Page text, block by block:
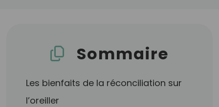
Sommaire
Les bienfaits de la réconciliation sur
l’oreiller